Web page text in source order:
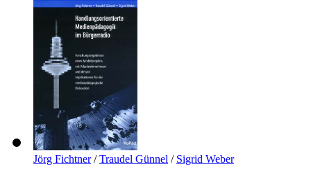
Jörg Fichtner/Traudel Günnel / Sigrid Weber